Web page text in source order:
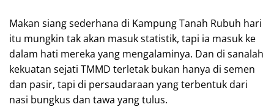
‎Makan siang sederhana di Kampung Tanah Rubuh hari
itu mungkin tak akan masuk statistik, tapi ia masuk ke
dalam hati mereka yang mengalaminya. Dan di sanalah
kekuatan sejati TMMD terletak bukan hanya di semen
dan pasir, tapi di persaudaraan yang terbentuk dari
nasi bungkus dan tawa yang tulus.